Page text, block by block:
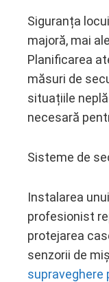
Siguranța
majoră, mai
Planificarea
măsuri de
situațiile
necesară
Sisteme de
Instalarea
profesionist
protejarea
senzorii de
supraveghere